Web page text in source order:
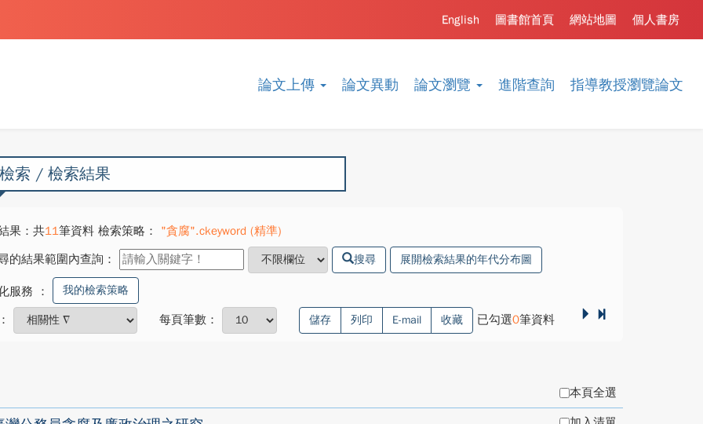
論文上傳 論文異動 論文瀏覽 進階查詢 指導教授瀏覽論文
個人書房
網站地圖
圖書館首頁
English
索 / 檢索結果
果：共11筆資料 檢索策略：
"貪腐".ckeyword (精準)
的結果範圍內查詢：
搜尋 展開檢索結果的年代分布圖
服務 ： 我的檢索策略
每頁筆數： 儲存 列印 E-mail 收藏 已勾選0筆資料
本頁全選